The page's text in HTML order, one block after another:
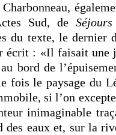
Sud, de
du texte, le dernier
écrit : «Il faisait une
bord de
fois le paysage du
si l’on
inimaginable
des eaux et, sur la